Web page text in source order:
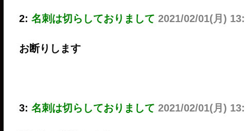
2: 名刺は切らしておりまして 2021/02/01(月)
お断りします
3: 名刺は切らしておりまして 2021/02/01(月)